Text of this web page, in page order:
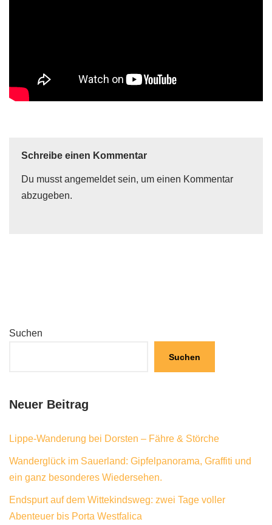
Schreibe einen Kommentar
Du musstangemeldetsein, um einen Kommentar
abzugeben.
Suchen
Suchen
Neuer Beitrag
Lippe-Wanderung bei Dorsten – Fähre & Störche
Wanderglück im Sauerland: Gipfelpanorama, Graffiti und
ein ganz besonderes Wiedersehen.
Endspurt auf dem Wittekindsweg: zwei Tage voller
Abenteuer bis Porta Westfalica